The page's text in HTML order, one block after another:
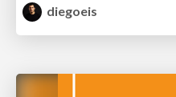
diegoeis